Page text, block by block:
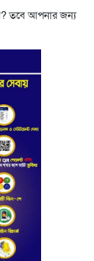
তবে আপনার জন্য